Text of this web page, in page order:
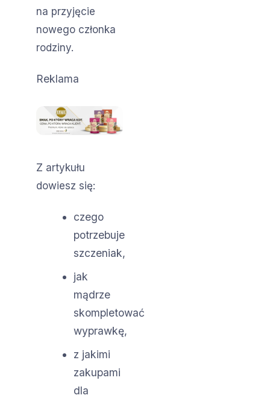
na przyjęcie
nowego członka
rodziny.
Reklama
Z artykułu
dowiesz się:
czego
potrzebuje
szczeniak,
jak
mądrze
skompletować
wyprawkę,
z jakimi
zakupami
dla